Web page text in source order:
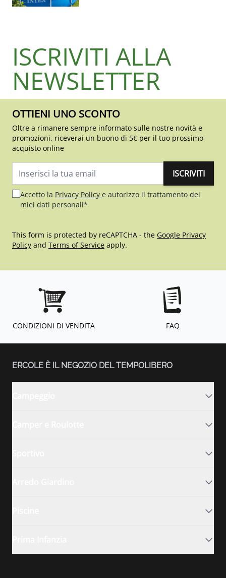
ISCRIVITI ALLA
NEWSLETTER
OTTIENI UNO SCONTO
Oltre a rimanere sempre informato sulle nostre novità e
promozioni, riceverai un buono di 5€ per il tuo prossimo
acquisto online
ISCRIVITI
Accetto la Privacy Policy e autorizzo il trattamento dei
miei dati personali*
This form is protected by reCAPTCHA - the Google Privacy
Policy and Terms of Service apply.
CONDIZIONI DI VENDITA FAQ
ERCOLE È IL NEGOZIO DEL TEMPOLIBERO